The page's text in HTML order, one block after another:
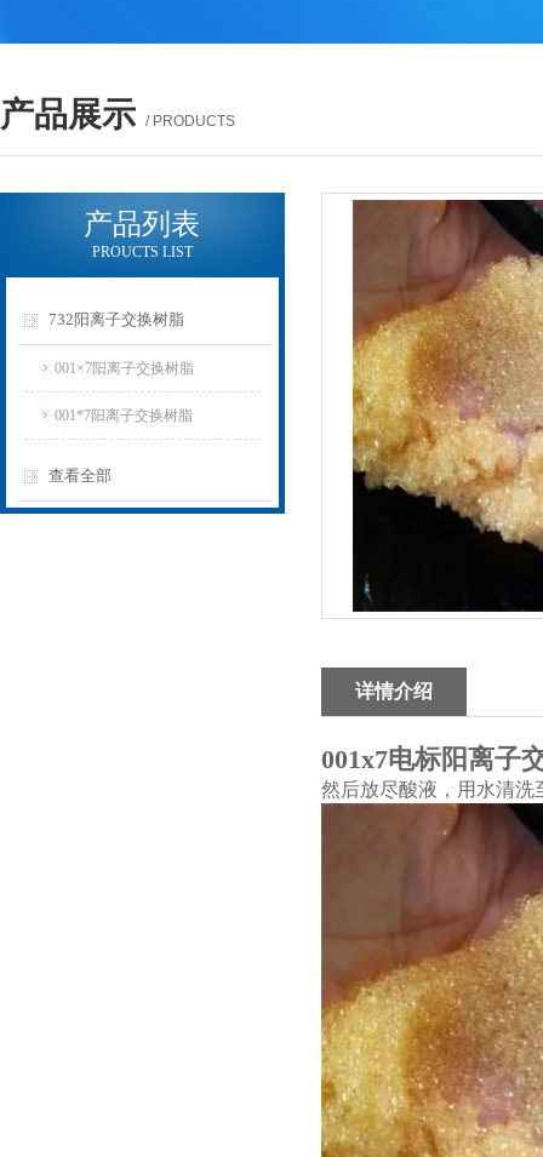
产品展示 / PRODUCTS
产品列表
PROUCTS LIST
732阳离子交换树脂
001×7阳离子交换树脂
001*7阳离子交换树脂
查看全部
详情介绍
001x7电标阳离子
然后放尽酸液，用水清洗